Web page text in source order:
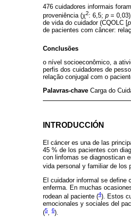
476 cuidadores informais
proveniência (χ2: 6,5; p =
de vida do cuidador (CQOLC [p
de pacientes com câncer:
Conclusões
o nível socioeconômico, a
perfis dos cuidadores de
relação conjugal com o
Palavras-chave Carga do
INTRODUCCIÓN
El cáncer es una de las
45 % de los pacientes con
con linfomas se diagnostican
vida personal y familiar de los
El cuidador informal se define
enferma. En muchas
rodean al paciente (4). Estos
emocionales y sociales del
(5, 6).